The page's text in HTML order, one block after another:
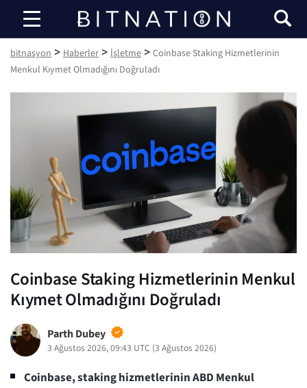
bitnasyon
bitnasyon > Haberler > İşletme > Coinbase Staking Hizmetlerinin
Menkul Kıymet Olmadığını Doğruladı
Coinbase Staking Hizmetlerinin Menkul
Kıymet Olmadığını Doğruladı
Parth Dubey
3 Ağustos 2026, 09:43 UTC (3 Ağustos 2026)
Coinbase, staking hizmetlerinin ABD Menkul